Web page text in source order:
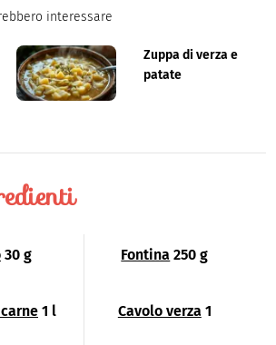
interessare
Zuppa di verza e
patate
30 g Fontina 250 g
1 l Cavolo verza 1